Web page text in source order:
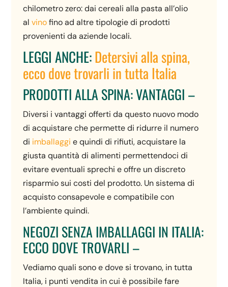
chilometro zero: dai cereali alla pasta all’olio
alvinofino ad altre tipologie di prodotti
provenienti da aziende locali.
LEGGI ANCHE:Detersivi alla spina,
ecco dove trovarli in tutta Italia
PRODOTTI ALLA SPINA: VANTAGGI –
Diversi i vantaggi offerti da questo nuovo modo
di acquistare che permette di ridurre il numero
di imballaggi e quindi di rifiuti, acquistare la
giusta quantità di alimenti permettendoci di
evitare eventuali sprechi e offre un discreto
risparmio sui costi del prodotto. Un sistema di
acquisto consapevole e compatibile con
l’ambiente quindi.
NEGOZI SENZA IMBALLAGGI IN ITALIA:
ECCO DOVE TROVARLI –
Vediamo quali sono e dove si trovano, in tutta
Italia, i punti vendita in cui è possibile fare